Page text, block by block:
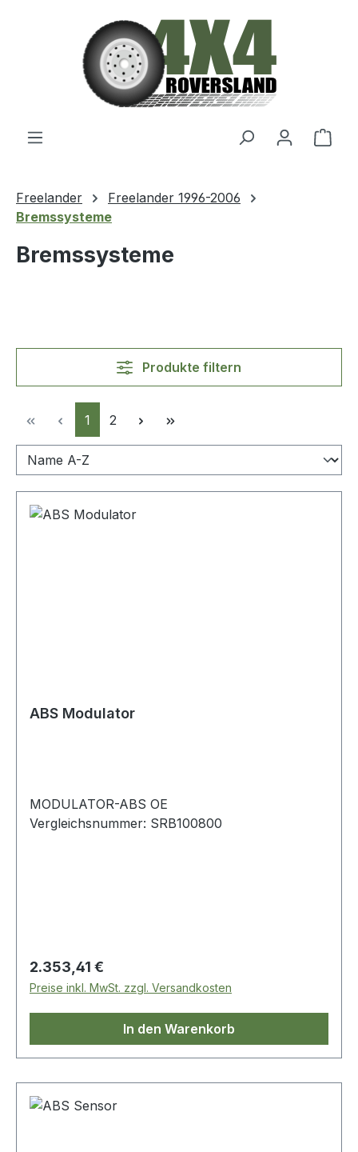
Zum Hauptinhalt springen
Freelander
Freelander 1996-2006
Bremssysteme
Bremssysteme
Produkte filtern
Seite
1 Seite
2
ABS Modulator
MODULATOR-ABS OE
Vergleichsnummer: SRB100800
Regulärer Preis:
2.353,41 €
Preise inkl. MwSt. zzgl. Versandkosten
In den Warenkorb